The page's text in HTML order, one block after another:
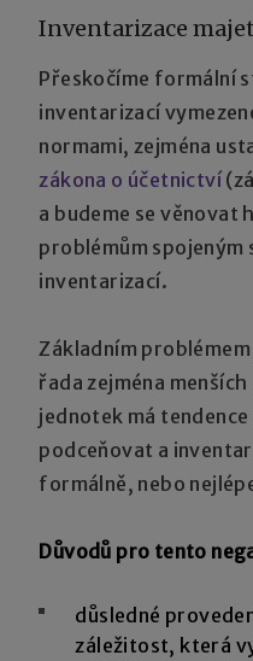
Inventarizace
Přeskočíme formální
inventarizací
normami, zejména
zákona o účetnictví
a budeme se věnovat
problémům spojeným
inventarizací.
Základním
řada zejména
jednotek má
podceňovat a
formálně, nebo
Důvodů pro tento
důsledné
záležitost, která